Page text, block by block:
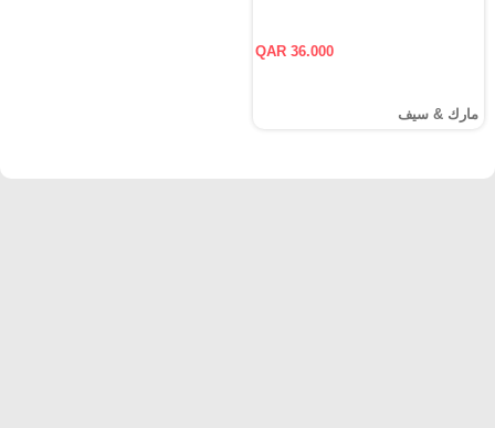
QAR 36.000
مارك & سيف